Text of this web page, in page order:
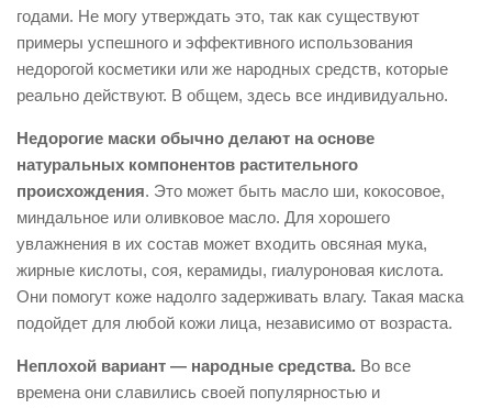
годами. Не могу утверждать это, так как существуют
примеры успешного и эффективного использования
недорогой косметики или же народных средств, которые
реально действуют. В общем, здесь все индивидуально.
Недорогие маски обычно делают на основе
натуральных компонентов растительного
происхождения. Это может быть масло ши, кокосовое,
миндальное или оливковое масло. Для хорошего
увлажнения в их состав может входить овсяная мука,
жирные кислоты, соя, керамиды, гиалуроновая кислота.
Они помогут коже надолго задерживать влагу. Такая маска
подойдет для любой кожи лица, независимо от возраста.
Неплохой вариант — народные средства. Во все
времена они славились своей популярностью и